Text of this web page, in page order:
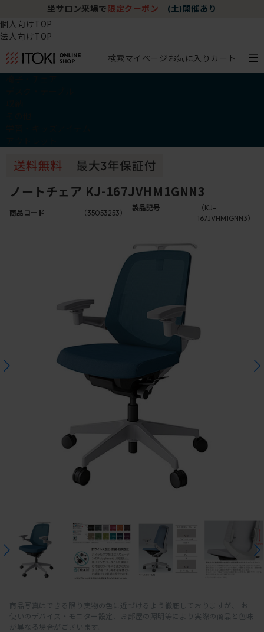
坐サロン来場で 限定クーポン (土)開催あり
個人向けTOP
法人向けTOP
検索マイページ お気に入り カート
ノートチェア KJ-167JVHM1GNN3
商品コード （35053253）
製品記号
（KJ-
167JVHM1GNN3）
商品写真はできる限り実物の色に近づけるよう徹底しておりますが、 お
使いのデバイス・モニター設定、お部屋の照明等により実際の商品と色味
が異なる場合がございます。